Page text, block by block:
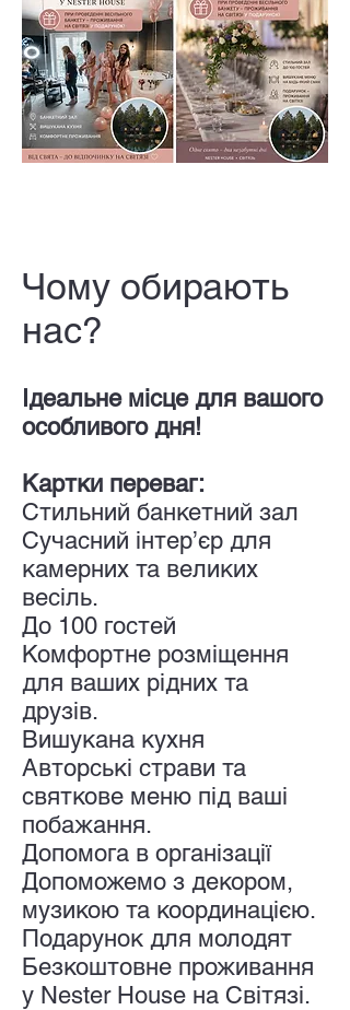
Чому обирають
нас?
Ідеальне місце для вашого
особливого дня!
Картки переваг:
Стильний банкетний зал
Сучасний інтер’єр для
камерних та великих
весіль.
До 100 гостей
Комфортне розміщення
для ваших рідних та
друзів.
Вишукана кухня
Авторські страви та
святкове меню під ваші
побажання.
Допомога в організації
Допоможемо з декором,
музикою та координацією.
Подарунок для молодят
Безкоштовне проживання
у Nester House на Світязі.